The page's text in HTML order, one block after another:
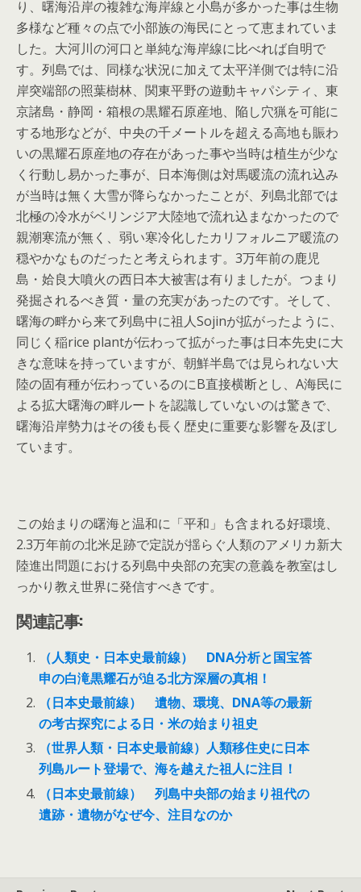
り、曙海沿岸の複雑な海岸線と小島が多かった事は生物
多様など種々の点で小部族の海民にとって恵まれていま
した。大河川の河口と単純な海岸線に比べれば自明で
す。列島では、同様な状況に加えて太平洋側では特に沿
岸突端部の照葉樹林、関東平野の遊動キャパシティ、東
京諸島・静岡・箱根の黒耀石原産地、陥し穴猟を可能に
する地形などが、中央の千メートルを超える高地も賑わ
いの黒耀石原産地の存在があった事や当時は植生が少な
く行動し易かった事が、日本海側は対馬暖流の流れ込み
が当時は無く大雪が降らなかったことが、列島北部では
北極の冷水がベリンジア大陸地で流れ込まなかったので
親潮寒流が無く、弱い寒冷化したカリフォルニア暖流の
穏やかなものだったと考えられます。3万年前の鹿児
島・姶良大噴火の西日本大被害は有りましたが。つまり
発掘されるべき質・量の充実があったのです。そして、
曙海の畔から来て列島中に祖人Sojinが拡がったように、
同じく稲rice plantが伝わって拡がった事は日本先史に大
きな意味を持っていますが、朝鮮半島では見られない大
陸の固有種が伝わっているのにB直接横断とし、A海民に
よる拡大曙海の畔ルートを認識していないのは驚きで、
曙海沿岸勢力はその後も長く歴史に重要な影響を及ぼし
ています。
この始まりの曙海と温和に「平和」も含まれる好環境、
2.3万年前の北米足跡で定説が揺らぐ人類のアメリカ新大
陸進出問題における列島中央部の充実の意義を教室はし
っかり教え世界に発信すべきです。
関連記事:
（人類史・日本史最前線） DNA分析と国宝答
申の白滝黒耀石が迫る北方深層の真相！
（日本史最前線） 遺物、環境、DNA等の最新
の考古探究による日・米の始まり祖史
（世界人類・日本史最前線）人類移住史に日本
列島ルート登場で、海を越えた祖人に注目！
（日本史最前線） 列島中央部の始まり祖代の
遺跡・遺物がなぜ今、注目なのか